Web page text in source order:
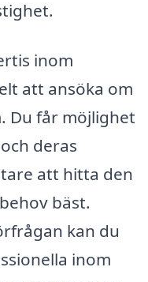
inom
att ansöka om
Du får möjlighet
deras
att hitta den
bäst.
kan du
inom